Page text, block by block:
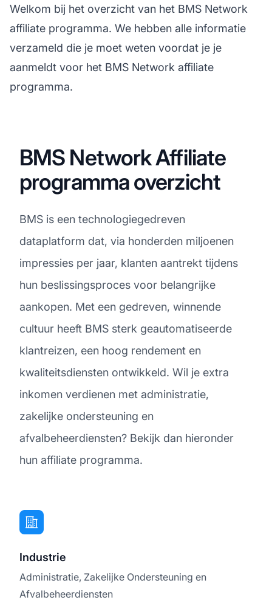
Welkom bij het overzicht van het BMS Network
affiliate programma. We hebben alle informatie
verzameld die je moet weten voordat je je
aanmeldt voor het BMS Network affiliate
programma.
BMS Network Affiliate
programma overzicht
BMS is een technologiegedreven
dataplatform dat, via honderden miljoenen
impressies per jaar, klanten aantrekt tijdens
hun beslissingsproces voor belangrijke
aankopen. Met een gedreven, winnende
cultuur heeft BMS sterk geautomatiseerde
klantreizen, een hoog rendement en
kwaliteitsdiensten ontwikkeld. Wil je extra
inkomen verdienen met administratie,
zakelijke ondersteuning en
afvalbeheerdiensten? Bekijk dan hieronder
hun affiliate programma.
Industrie
Administratie, Zakelijke Ondersteuning en
Afvalbeheerdiensten